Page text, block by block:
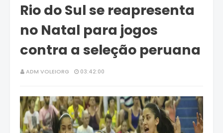
Rio do Sul se reapresenta
no Natal para jogos
contra a seleção peruana
ADM VOLEIORG 03:42:00